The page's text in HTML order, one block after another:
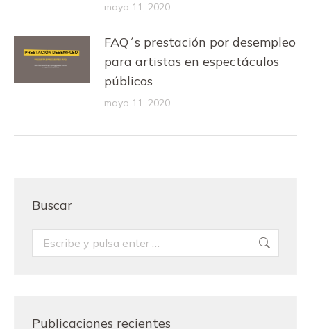
mayo 11, 2020
FAQ´s prestación por desempleo
para artistas en espectáculos
públicos
mayo 11, 2020
Buscar
Buscar:
Publicaciones recientes